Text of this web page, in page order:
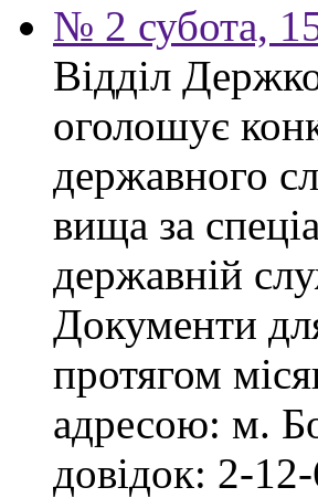
№ 2 субота,
Відділ
оголошує
державного
вища за
державній
Документи
протягом
адресою: м.
довідок: 2-